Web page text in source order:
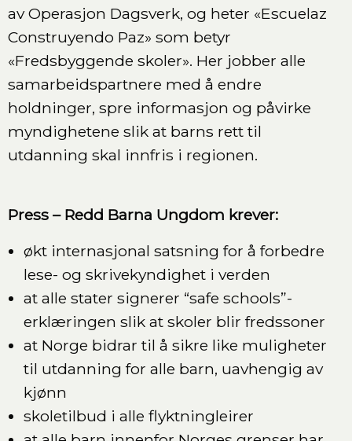
av Operasjon Dagsverk, og heter «Escuelaz
Construyendo Paz» som betyr
«Fredsbyggende skoler». Her jobber alle
samarbeidspartnere med å endre
holdninger, spre informasjon og påvirke
myndighetene slik at barns rett til
utdanning skal innfris i regionen.
Press – Redd Barna Ungdom krever:
økt internasjonal satsning for å forbedre
lese- og skrivekyndighet i verden
at alle stater signerer “safe schools”-
erklæringen slik at skoler blir fredssoner
at Norge bidrar til å sikre like muligheter
til utdanning for alle barn, uavhengig av
kjønn
skoletilbud i alle flyktningleirer